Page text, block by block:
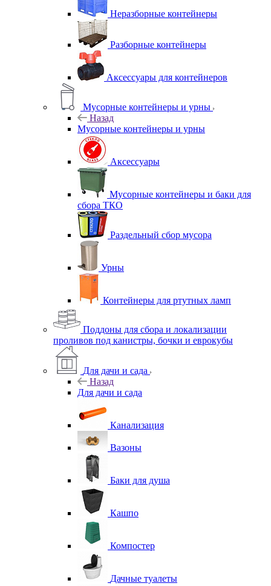
Неразборные контейнеры
Разборные контейнеры
Аксессуары для контейнеров
Мусорные контейнеры и урны
Назад
Мусорные контейнеры и урны
Аксессуары
Мусорные контейнеры и баки для
сбора ТКО
Раздельный сбор мусора
Урны
Контейнеры для ртутных ламп
Поддоны для сбора и локализации
проливов под канистры, бочки и еврокубы
Для дачи и сада
Назад
Для дачи и сада
Канализация
Вазоны
Баки для душа
Кашпо
Компостер
Дачные туалеты